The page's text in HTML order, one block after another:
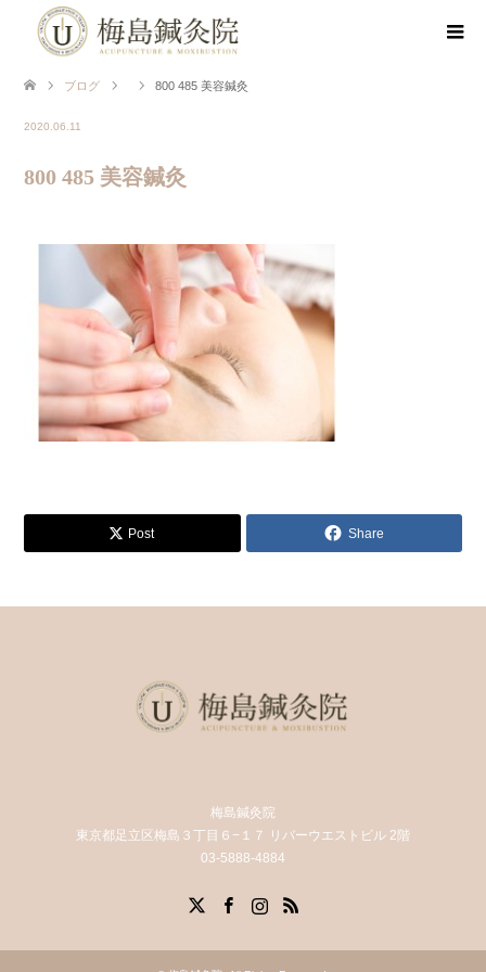
ブログ 800 485 美容鍼灸
2020.06.11
800 485 美容鍼灸
Post Share
梅島鍼灸院
東京都足立区梅島３丁目６−１７ リバーウエストビル 2階
03-5888-4884
RSS